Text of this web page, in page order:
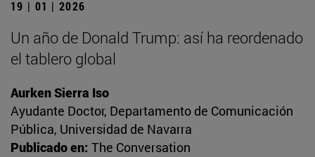
19 | 01 | 2026
Un año de Donald Trump: así ha reordenado
el tablero global
Aurken Sierra Iso
Ayudante Doctor, Departamento de Comunicación
Pública, Universidad de Navarra
Publicado en: The Conversation